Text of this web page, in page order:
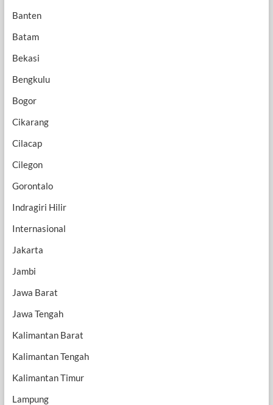
Banten
Batam
Bekasi
Bengkulu
Bogor
Cikarang
Cilacap
Cilegon
Gorontalo
Indragiri Hilir
Internasional
Jakarta
Jambi
Jawa Barat
Jawa Tengah
Kalimantan Barat
Kalimantan Tengah
Kalimantan Timur
Lampung